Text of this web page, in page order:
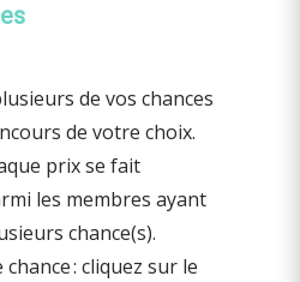
de vos chances
de votre choix.
prix se fait
les membres ayant
chance(s).
: cliquez sur le